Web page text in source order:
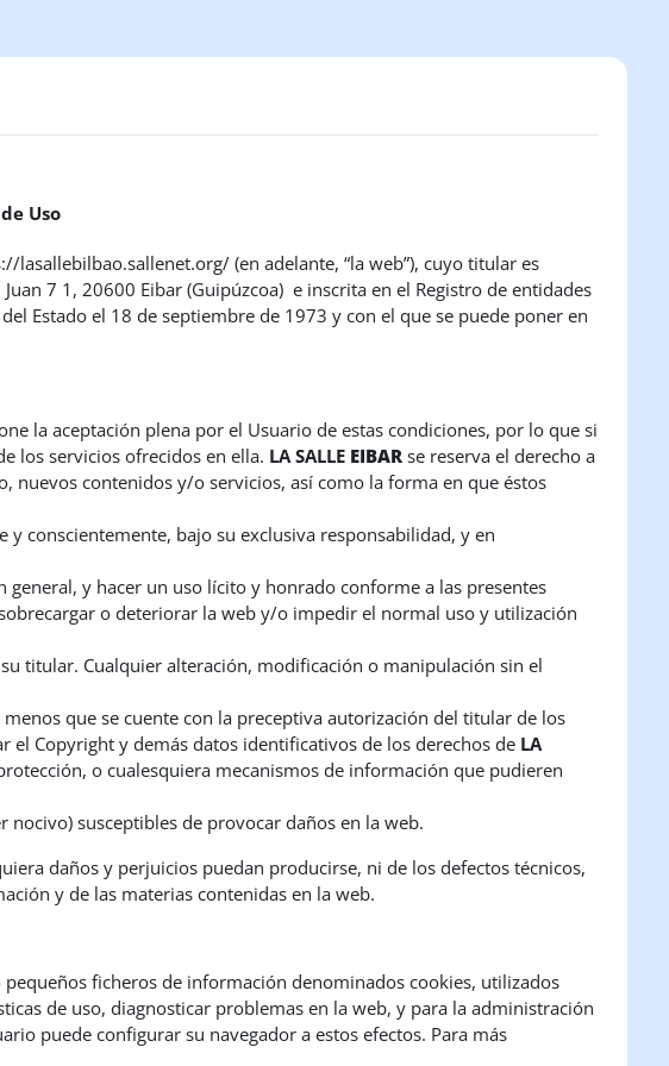
Uso
(en adelante, “la web”), cuyo titular es
Juan 7 1, 20600 Eibar (Guipúzcoa) e inscrita en el Registro de entidades
Estado el 18 de septiembre de 1973 y con el que se puede poner en
la aceptación plena por el Usuario de estas condiciones, por lo que si
los servicios ofrecidos en ella. LA SALLE EIBAR se reserva el derecho a
contenidos y/o servicios, así como la forma en que éstos
conscientemente, bajo su exclusiva responsabilidad, y en
y hacer un uso lícito y honrado conforme a las presentes
o deteriorar la web y/o impedir el normal uso y utilización
titular. Cualquier alteración, modificación o manipulación sin el
que se cuente con la preceptiva autorización del titular de los
Copyright y demás datos identificativos de los derechos de LA
o cualesquiera mecanismos de información que pudieren
susceptibles de provocar daños en la web.
daños y perjuicios puedan producirse, ni de los defectos técnicos,
y de las materias contenidas en la web.
ficheros de información denominados cookies, utilizados
de uso, diagnosticar problemas en la web, y para la administración
puede configurar su navegador a estos efectos. Para más